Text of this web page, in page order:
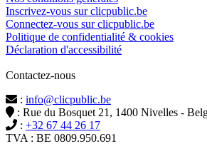
Inscrivez-vous sur clicpublic.be
Connectez-vous sur clicpublic.be
Politique de confidentialité & cookies
Déclaration d'accessibilité
Contactez-nous
: info@clicpublic.be
: Rue du Bosquet 21, 1400 Nivelles -
: +32 67 44 26 17
TVA : BE 0809.950.691